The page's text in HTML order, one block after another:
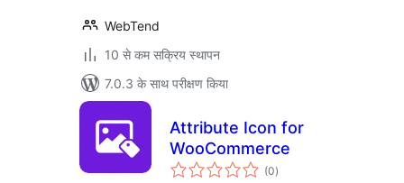
WebTend
10 से कम सक्रिय स्थापन
7.0.3 के साथ परीक्षण किया
Attribute Icon for
WooCommerce
(0कुल
दर)